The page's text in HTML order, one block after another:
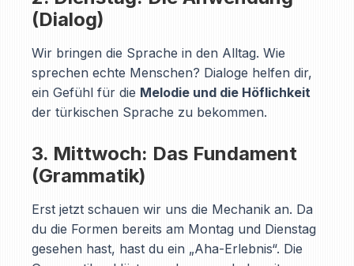
(Dialog)
Wir bringen die Sprache in den Alltag. Wie
sprechen echte Menschen? Dialoge helfen dir,
ein Gefühl für die Melodie und die Höflichkeit
der türkischen Sprache zu bekommen.
3. Mittwoch: Das Fundament
(Grammatik)
Erst jetzt schauen wir uns die Mechanik an. Da
du die Formen bereits am Montag und Dienstag
gesehen hast, hast du ein „Aha-Erlebnis“. Die